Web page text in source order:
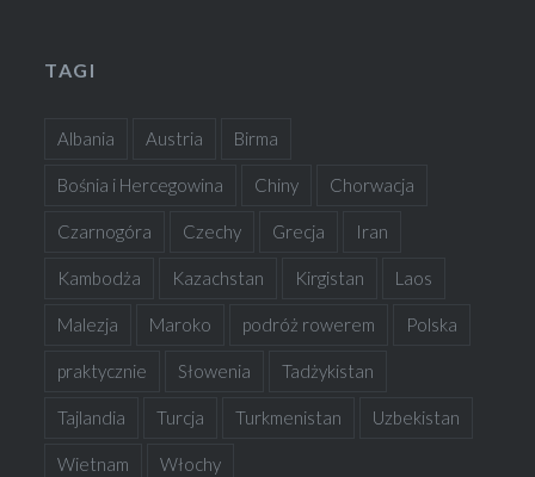
TAGI
Albania Austria Birma
Bośnia i Hercegowina Chiny Chorwacja
Czarnogóra Czechy Grecja Iran
Kambodża Kazachstan Kirgistan Laos
Malezja Maroko podróż rowerem Polska
praktycznie Słowenia Tadżykistan
Tajlandia Turcja Turkmenistan Uzbekistan
Wietnam Włochy